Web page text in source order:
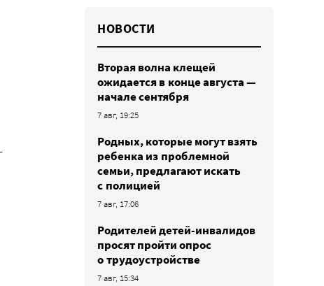
НОВОСТИ
Вторая волна клещей
ожидается в конце августа —
начале сентября
7 авг, 19:25
Родных, которые могут взять
ребенка из проблемной
семьи, предлагают искать
с полицией
7 авг, 17:06
Родителей детей-инвалидов
просят пройти опрос
о трудоустройстве
7 авг, 15:34